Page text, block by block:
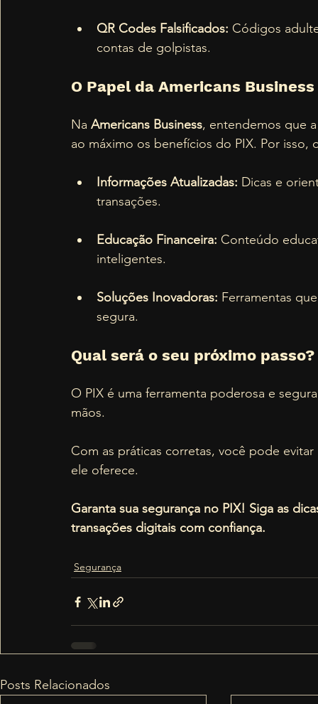
QR Codes Falsificados: Códigos
contas de golpistas.
O Papel da Americans
Na Americans Business, entendemos que
ao máximo os benefícios do PIX. Por isso,
Informações Atualizadas: Dicas e
transações.
Educação Financeira: Conteúdo
inteligentes.
Soluções Inovadoras: Ferramentas
segura.
Qual será o seu próximo passo?
O PIX é uma ferramenta poderosa e
mãos.
Com as práticas corretas, você pode
ele oferece.
Garanta sua segurança no PIX! Siga as
transações digitais com confiança.
Segurança
Posts Relacionados